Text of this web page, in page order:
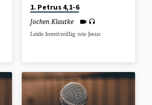
1. Petrus 4,1-6
Jochen Klautke
Leide bereitwillig wie Jesus